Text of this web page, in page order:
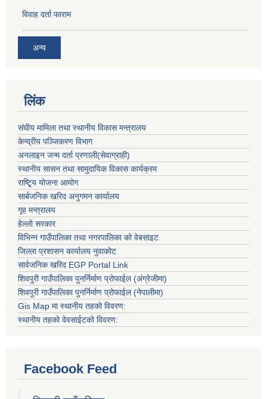
विवाह दर्ता फाराम
अन्य
लिंक
संघीय मामिला तथा स्थानीय विकास मन्त्रालय
केन्द्रीय पञ्जिकरण विभाग
अनलाइन जन्म दर्ता प्रणाली(सेवाग्राही)
स्थानीय सासन तथा सामुदायिक विकास कार्यक्रम
राष्टि्ृय योजना आयोग
सार्बजनिक खरिद अनुगमन कार्यालय
गृह मन्त्रालय
हेल्लो सरकार
विभिन्न गाउँपालिका तथा नगरपालिका को वेबसाइट
जिल्ला प्रशासन कार्यालय नुवाकोट
सार्वजनिक खरिद EGP Portal Link
शिवपुरी गाउँपालिका पुनर्निर्माण प्रोफाईल (अंग्रेजीमा)
शिवपुरी गाउँपालिका पुनर्निर्माण प्रोफाईल (नेपालीमा)
Gis Map मा स्थानीय तहको विवरण:
स्थानीय तहको वेवसाईटको विवरण:
Facebook Feed